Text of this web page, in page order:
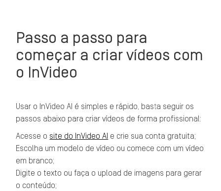
Passo a passo para
começar a criar vídeos com
o InVideo
Usar o InVideo AI é simples e rápido, basta seguir os
passos abaixo para criar vídeos de forma profissional:
Acesse o site do InVideo AI e crie sua conta gratuita;
Escolha um modelo de vídeo ou comece com um vídeo
em branco;
Digite o texto ou faça o upload de imagens para gerar
o conteúdo;